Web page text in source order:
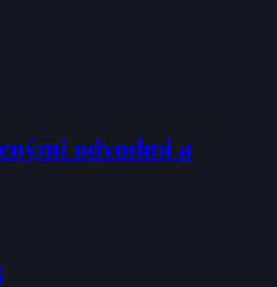
odvodmi a